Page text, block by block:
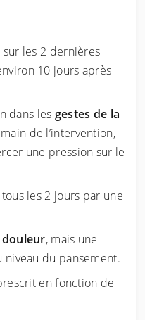
les 2 dernières
10 jours après
dans les gestes de la
de l’intervention,
une pression sur le
les 2 jours par une
douleur, mais une
niveau du pansement.
en fonction de